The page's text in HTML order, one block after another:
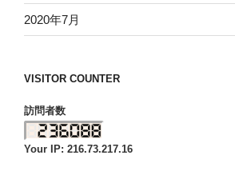
2020年7月
VISITOR COUNTER
訪問者数
Your IP: 216.73.217.16